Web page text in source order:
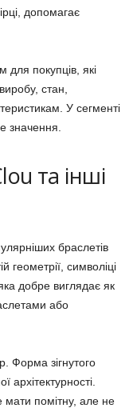
допомагає
покупців, які
стан,
У сегменті
значення.
та інші
браслетів
геометрії, символіці
добре виглядає як
або
Форма зігнутого
мати помітну, але не